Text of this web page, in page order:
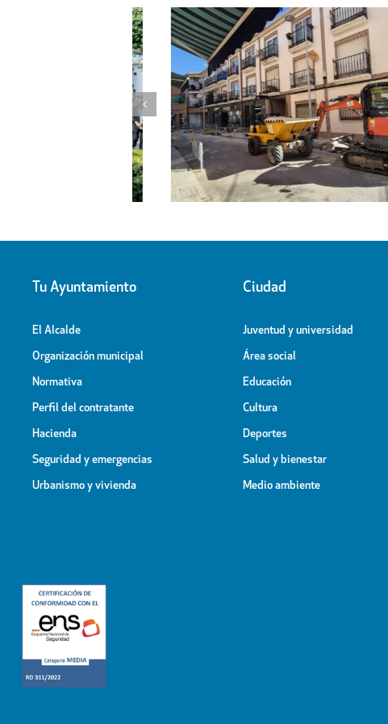
Obras de ampliación del
Cementerio-Tanatorio Municipal
Tu Ayuntamiento
El Alcalde
Organización municipal
Normativa
Perfil del contratante
Hacienda
Seguridad y emergencias
Urbanismo y vivienda
Ciudad
Juventud y universidad
Área social
Educación
Cultura
Deportes
Salud y bienestar
Medio ambiente